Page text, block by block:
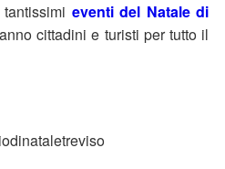
eventi del Natale di
cittadini e turisti per tutto il